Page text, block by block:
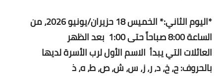
*اليوم الثاني:* الخميس 18 حزيران/يونيو 2026، من
الساعة 8:00 صباحاً حتى 1:00 بعد الظهر
العائلات التي يبدأ الاسم الأول لرب الأسرة لديها
بالحروف: ح، خ، د، ر، ز، س، ش، ص، ط، ه، ذ